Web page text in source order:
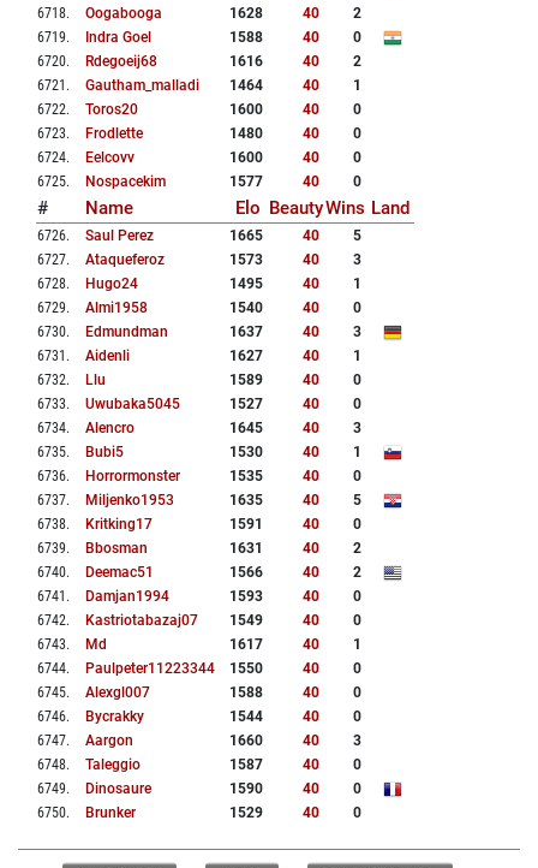
6718. Oogabooga 1628 40
2
6719. Indra Goel 1588 40
0
6720. Rdegoeij68 1616 40
2
6721 . Gautham_malladi 1464 40
1
6722. Toros20 1600 40
0
6723. Frodlette 1480 40
0
6724. Eelcovv 1600 40
0
6725. Nospacekim 1577 40 0
# Name Elo BeautyWins Land
6726. Saul Perez 1665 40
5
6727. Ataqueferoz 1573 40
3
6728. Hugo24 1495 40
1
6729. Almi1958 1540 40
0
6730. Edmundman 1637 40
3
6731 . Aidenli 1627 40
1
6732. Llu 1589 40
0
6733. Uwubaka5045 1527 40
0
6734. Alencro 1645 40
3
6735. Bubi5 1530 40
1
6736. Horrormonster 1535 40
0
6737. Miljenko1953 1635 40
5
6738. Kritking17 1591 40
0
6739. Bbosman 1631 40
2
6740. Deemac51 1566 40
2
6741 . Damjan1994 1593 40
0
6742. Kastriotabazaj07 1549 40
0
6743. Md 1617 40
1
6744. Paulpeter11223344 1550 40
0
6745. Alexgl007 1588 40
0
6746. Bycrakky 1544 40
0
6747. Aargon 1660 40
3
6748. Taleggio 1587 40
0
6749. Dinosaure 1590 40
0
6750. Brunker 1529 40 0